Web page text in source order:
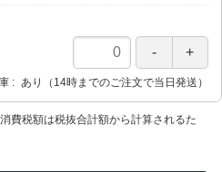
あり（14時までのご注文で当日発送）
費税額は税抜合計額から計算されるた